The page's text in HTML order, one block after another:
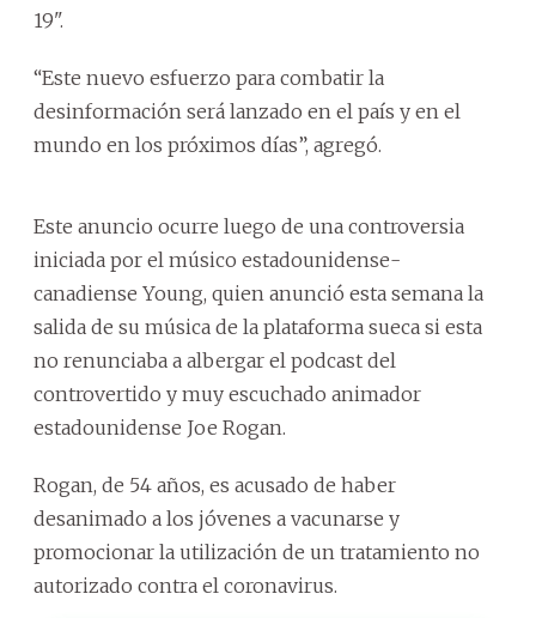
19".
“Este nuevo esfuerzo para combatir la
desinformación será lanzado en el país y en el
mundo en los próximos días”, agregó.
Este anuncio ocurre luego de una controversia
iniciada por el músico estadounidense-
canadiense Young, quien anunció esta semana la
salida de su música de la plataforma sueca si esta
no renunciaba a albergar el podcast del
controvertido y muy escuchado animador
estadounidense Joe Rogan.
Rogan, de 54 años, es acusado de haber
desanimado a los jóvenes a vacunarse y
promocionar la utilización de un tratamiento no
autorizado contra el coronavirus.